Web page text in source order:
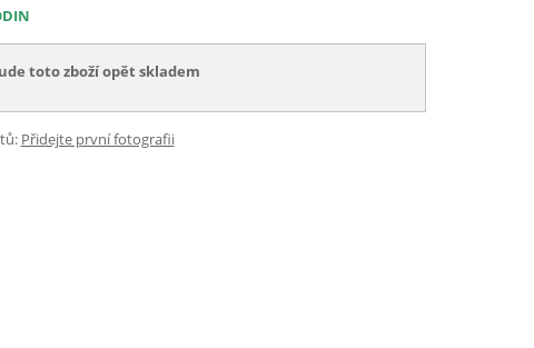
toto zboží opět skladem
Přidejte první fotografii